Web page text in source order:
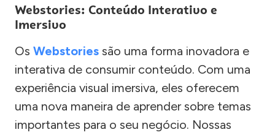
Webstories: Conteúdo Interativo e
Imersivo
Os Webstories são uma forma inovadora e
interativa de consumir conteúdo. Com uma
experiência visual imersiva, eles oferecem
uma nova maneira de aprender sobre temas
importantes para o seu negócio. Nossas